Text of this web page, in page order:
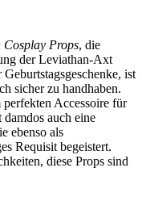
Props, die
der Leviathan-Axt
ist
sicher zu handhaben.
Accessoire für
auch eine
ebenso als
Requisit begeistert.
diese Props sind